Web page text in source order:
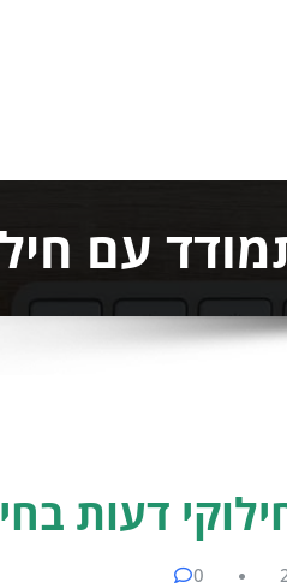
עם
דעות
0